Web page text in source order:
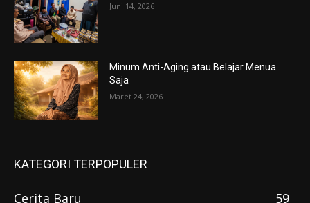
Juni 14, 2026
Minum Anti-Aging atau Belajar Menua
Saja
Maret 24, 2026
KATEGORI TERPOPULER
Cerita Baru
59